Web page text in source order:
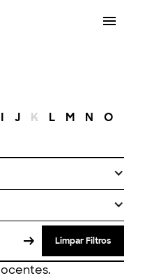
I J K L M N O
Limpar Filtros